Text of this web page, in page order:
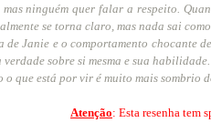
ninguém quer falar a respeito.
se torna claro, mas nada sai
de Janie e o comportamento chocante
sobre si mesma e sua
o que está por vir é muito mais sombrio
Atenção: Esta resenha tem